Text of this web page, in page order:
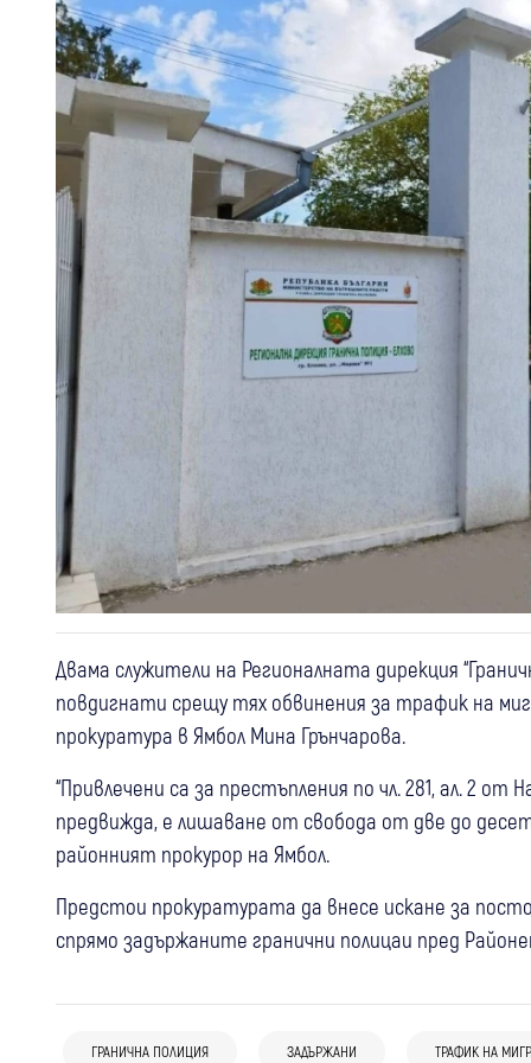
Двама служители на Регионалната дирекция
повдигнати срещу тях обвинения за трафик на
прокуратура в Ямбол Мина Грънчарова.
“Привлечени са за престъпления по чл. 281, ал. 2
предвижда, е лишаване от свобода от две до
районният прокурор на Ямбол.
Предстои прокуратурата да внесе искане за
спрямо задържаните гранични полицаи пред
ГРАНИЧНА ПОЛИЦИЯ ЗАДЪРЖАНИ ТРАФИК НА
Жестокото убийство в Пловдив: